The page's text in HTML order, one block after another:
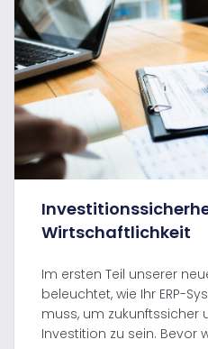
Wirtschaftlichkeit
Im ersten Teil unserer
beleuchtet, wie Ihr ERP-
muss, um zukunftssicher
Investition zu sein. Bevor